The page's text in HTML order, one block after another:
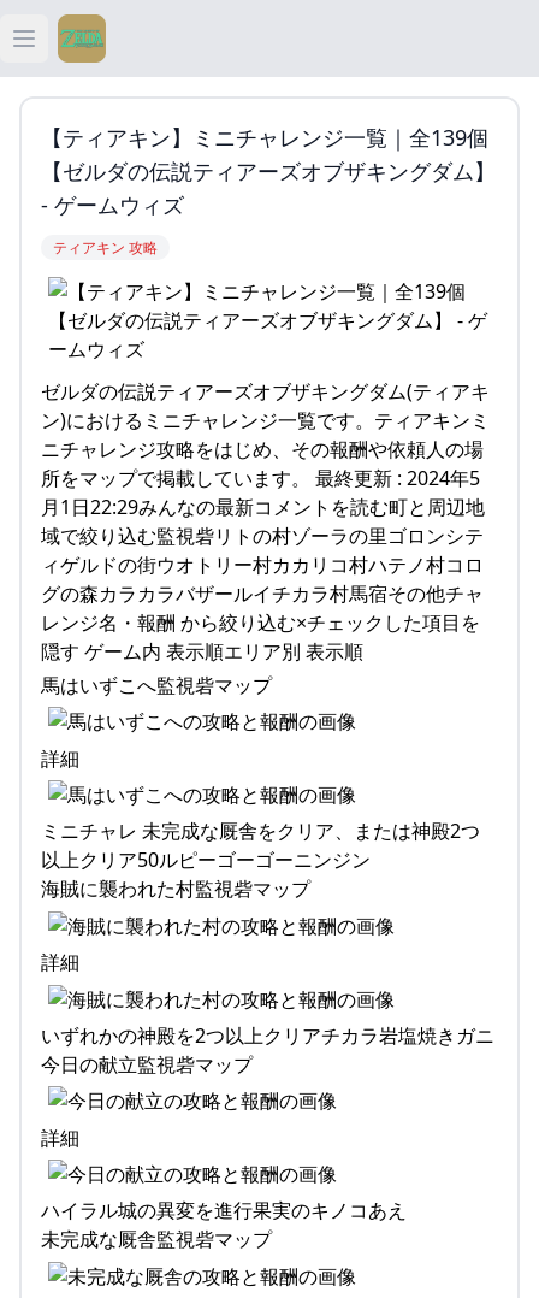
Open main menu
ティアキン
ティアキン 祠
ティアキン 攻略
【ティアキン】ミニチャレンジ一覧｜全139個
【ゼルダの伝説ティアーズオブザキングダム】
- ゲームウィズ
ティアキン 攻略
ゼルダの伝説ティアーズオブザキングダム(ティアキ
ン)におけるミニチャレンジ一覧です。ティアキンミ
ニチャレンジ攻略をはじめ、その報酬や依頼人の場
所をマップで掲載しています。 最終更新 : 2024年5
月1日22:29みんなの最新コメントを読む町と周辺地
域で絞り込む監視砦リトの村ゾーラの里ゴロンシテ
ィゲルドの街ウオトリー村カカリコ村ハテノ村コロ
グの森カラカラバザールイチカラ村馬宿その他チャ
レンジ名・報酬 から絞り込む×チェックした項目を
隠す ゲーム内 表示順エリア別 表示順
馬はいずこへ監視砦マップ
詳細
ミニチャレ 未完成な厩舎をクリア、または神殿2つ
以上クリア50ルピーゴーゴーニンジン
海賊に襲われた村監視砦マップ
詳細
いずれかの神殿を2つ以上クリアチカラ岩塩焼きガニ
今日の献立監視砦マップ
詳細
ハイラル城の異変を進行果実のキノコあえ
未完成な厩舎監視砦マップ